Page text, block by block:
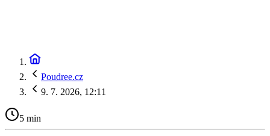
Poudree.cz
9. 7. 2026, 12:11
5 min